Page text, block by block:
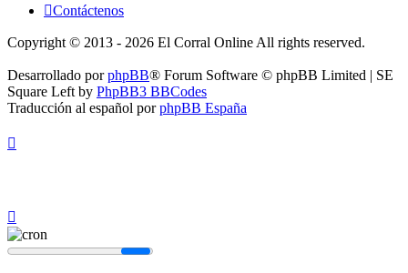
Contáctenos
Copyright © 2013 - 2026 El Corral Online All rights reserved.
Desarrollado porphpBB® Forum Software © phpBB Limited | SE
Square Left by PhpBB3 BBCodes
Traducción al español porphpBB España